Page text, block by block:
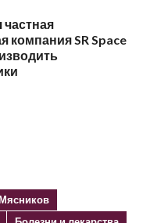
частная
компания SR Space